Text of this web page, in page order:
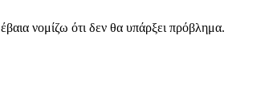
νομίζω ότι δεν θα υπάρξει πρόβλημα.